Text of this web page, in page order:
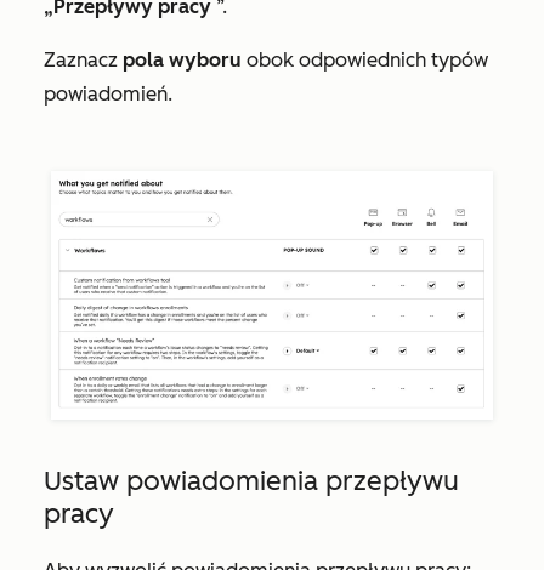
„Przepływy pracy ”.
Zaznacz pola wyboru obok odpowiednich typów
powiadomień.
Ustaw powiadomienia przepływu
pracy